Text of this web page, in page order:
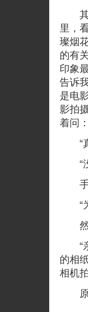
其
里，
璨烟
的有
印象
告诉
是电
影拍
着问
“真
“没
手
“为
然
“亲
的相
相机
原